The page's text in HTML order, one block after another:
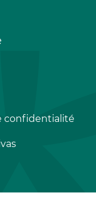
confidentialité